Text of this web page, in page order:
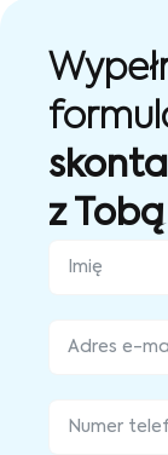
z Tobą